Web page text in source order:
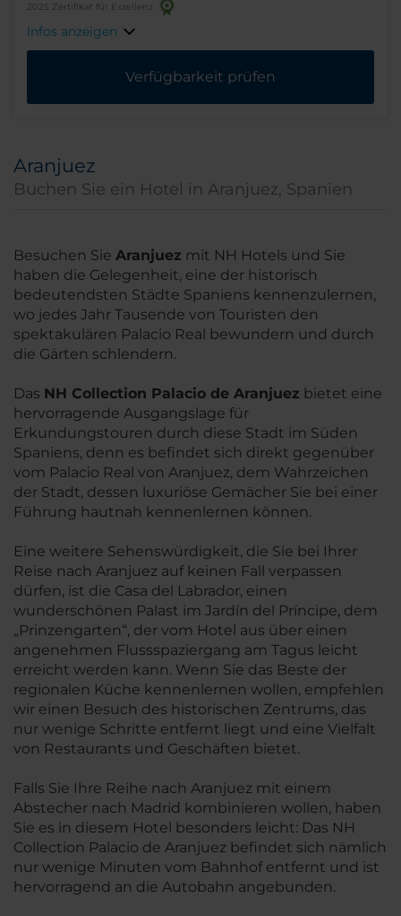
2025 Zertifikat für Exzellenz
Infos anzeigen
Verfügbarkeit prüfen
Aranjuez
Buchen Sie ein Hotel in Aranjuez, Spanien
Besuchen Sie Aranjuez mit NH Hotels und Sie
haben die Gelegenheit, eine der historisch
bedeutendsten Städte Spaniens kennenzulernen,
wo jedes Jahr Tausende von Touristen den
spektakulären Palacio Real bewundern und durch
die Gärten schlendern.
Das NH Collection Palacio de Aranjuez bietet eine
hervorragende Ausgangslage für
Erkundungstouren durch diese Stadt im Süden
Spaniens, denn es befindet sich direkt gegenüber
vom Palacio Real von Aranjuez, dem Wahrzeichen
der Stadt, dessen luxuriöse Gemächer Sie bei einer
Führung hautnah kennenlernen können.
Eine weitere Sehenswürdigkeit, die Sie bei Ihrer
Reise nach Aranjuez auf keinen Fall verpassen
dürfen, ist die Casa del Labrador, einen
wunderschönen Palast im Jardín del Príncipe, dem
„Prinzengarten“, der vom Hotel aus über einen
angenehmen Flussspaziergang am Tagus leicht
erreicht werden kann. Wenn Sie das Beste der
regionalen Küche kennenlernen wollen, empfehlen
wir einen Besuch des historischen Zentrums, das
nur wenige Schritte entfernt liegt und eine Vielfalt
von Restaurants und Geschäften bietet.
Falls Sie Ihre Reihe nach Aranjuez mit einem
Abstecher nach Madrid kombinieren wollen, haben
Sie es in diesem Hotel besonders leicht: Das NH
Collection Palacio de Aranjuez befindet sich nämlich
nur wenige Minuten vom Bahnhof entfernt und ist
hervorragend an die Autobahn angebunden.